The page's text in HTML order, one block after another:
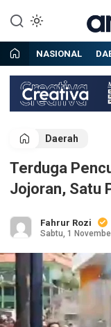
konten
NASIONAL
Daerah
Terduga
Jojoran, Satu
Fahrur Rozi
Sabtu, 1